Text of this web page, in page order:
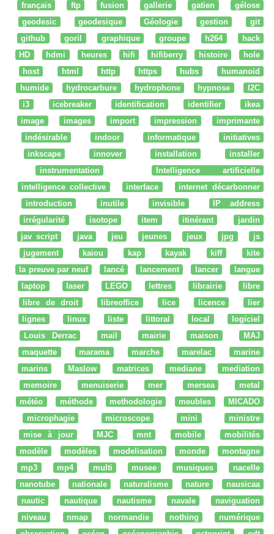
français ftp fusion gallerie gatien
gélose
geodesic
geodesique Géologie gestion
git
github
goril graphique groupe h264
hack
HD
hdmi heures hifi hifiberry histoire
hole
host
html http https hubs
humanoid
humide
hydrocarbure hydrophone hypnose
I2C
i3
icebreaker identification identifier
ikea
image
images import impression
imprimante
indésirable
indoor informatique
initiatives
inkscape
innover installation
installer
instrumentation
Intelligence artificielle
intelligence collective
interface
internet décarbonner
introduction
inutile invisible
IP address
irrégularité
isotope item itinérant
jardin
jav script
java jeu jeunes jeux jpg
js
jugement
kaiou kap kayak kiff
kite
la preuve par neuf
lancé lancement lancer
langue
laptop
laser LEGO lettres librairie
libre
libre de droit
libreoffice lice licence
lier
lignes
linux liste littoral local
logiciel
Louis Derrac
mail mairie maison
MAJ
maquette
marama marche marelac
marine
marins
Maslow matrices mediane
mediation
memoire
menuiserie mer mersea
metal
météo
méthode methodologie meubles
MICADO
microphagie
microscope mini
ministre
mise à jour
MJC mnt mobile
mobilités
modèle
modèles modelisation monde
montagne
mp3
mp4 multi musee musiques
nacelle
nanotube
nationale naturalisme nature
nausicaa
nautic
nautique nautisme navale
naviguation
niveau
nmap normandie nothing
numérique